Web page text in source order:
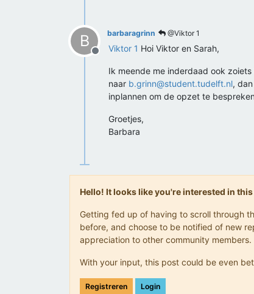
B
Offline
barbaragrinn @Viktor 1
Viktor 1 Hoi Viktor en Sarah,
Ik meende me inderdaad ook
naar b.grinn@student.tudelft.nl,
inplannen om de opzet te
Groetjes,
Barbara
Hello! It looks like you're interested in
Getting fed up of having to scroll through
before, and choose to be notified of new
appreciation to other community members.
With your input, this post could be even
Registreren Login